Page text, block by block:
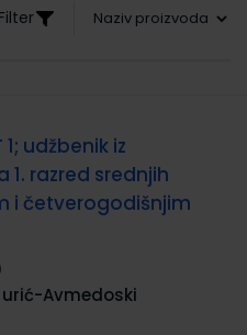
Filter
1; udžbenik iz
razred srednjih
i četverogodišnjim
Avmedoski